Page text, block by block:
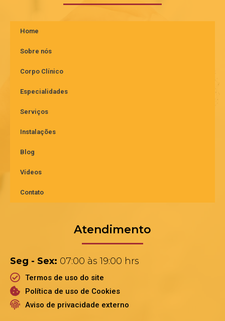
Home
Sobre nós
Corpo Clínico
Especialidades
Serviços
Instalações
Blog
Vídeos
Contato
Atendimento
Seg - Sex: 07:00 às 19:00 hrs
Termos de uso do site
Política de uso de Cookies
Aviso de privacidade externo